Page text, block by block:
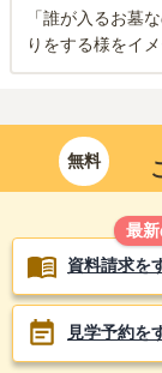
「誰が入るお墓
りをする様をイ
無料
最
資料請求を
見学予約を